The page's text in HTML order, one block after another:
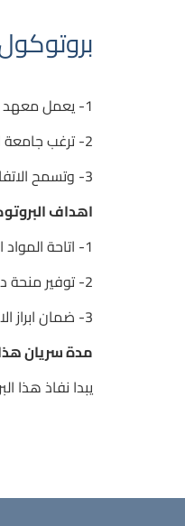
1- يعمل معهد كامويش على تعزيز استخدام اللغة والثقافة البرتغالية ونشرهما فى العالم من خلال برامج مشتركة مع مؤسسات اجنبية للتعليم العالى
2- ترغب جامعة اسوان في تقديم معلميها والطلاب وهذا يسمح لهم بتعميق معرفتهم باللغة البرتغالية و الثقافات الناطقة بالبرتغالية
3- وتسمح الاتفاقية المشتركة بين جامعة اسوان ومعهد كامويش بتعزيز التعاون من اجل توسيع نطاق الدراسات المتعلقة باللغة و الثقافة البرتغالية
اهداف
1- اتاحة المواد الببليوغرافية والسمعية البصرية والوسائط المتعددة
2- توفير منحة دراسية واحدة لدورة الصيف من معهد كامويش , برنامج المنح الدراسية ( السفر و الاقامة غير المدرجة ) ومنحتين دراسيتين لحضور مركز كامويش التعليمى الافتراضى
3- ضمان ابراز الانشطة الناشئة عن هذا البروتوكول التعاونى و نشرها
مدة سريان
يبدا نفاذ هذا